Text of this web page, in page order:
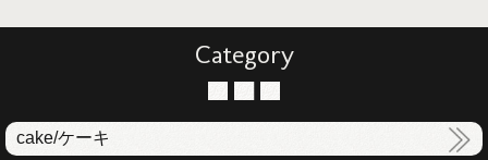
Category
cake/ケーキ